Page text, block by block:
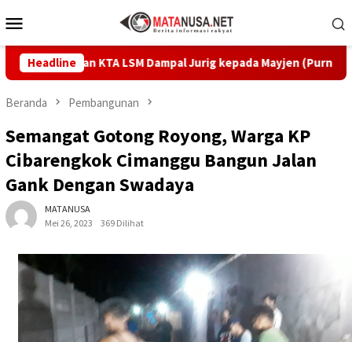
ke
Mobile
Headline
KTA LSM Dampal Jurig kepada Mayjen (Purn) Tatang
Beranda Pembangunan
Semangat Gotong Royong, Warga KP
Cibarengkok Cimanggu Bangun Jalan
Gank Dengan Swadaya
MATANUSA
Mei 26, 2023
369 Dilihat